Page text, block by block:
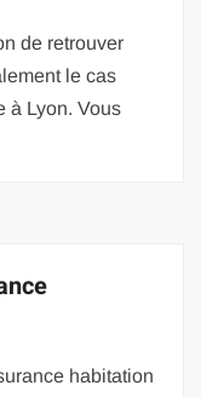
de retrouver
le cas
à Lyon. Vous
habitation